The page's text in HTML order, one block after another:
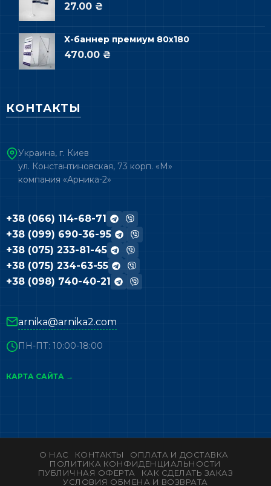
27.00 ₴
Х-баннер премиум 80х180
470.00 ₴
КОНТАКТЫ
Украина, г. Киев
ул. Константиновская, 73 корп. «М»
компания «Арника-2»
+38 (066) 114-68-71
+38 (099) 690-36-95
+38 (075) 233-81-45
+38 (075) 234-63-55
+38 (098) 740-40-21
arnika@arnika2.com
ПН-ПТ: 10:00-18:00
КАРТА САЙТА →
О НАС КОНТАКТЫ
ОПЛАТА И ДОСТАВКА
ПОЛИТИКА КОНФИДЕНЦИАЛЬНОСТИ
ПУБЛИЧНАЯ ОФЕРТА
КАК СДЕЛАТЬ ЗАКАЗ
УСЛОВИЯ ОБМЕНА И ВОЗВРАТА